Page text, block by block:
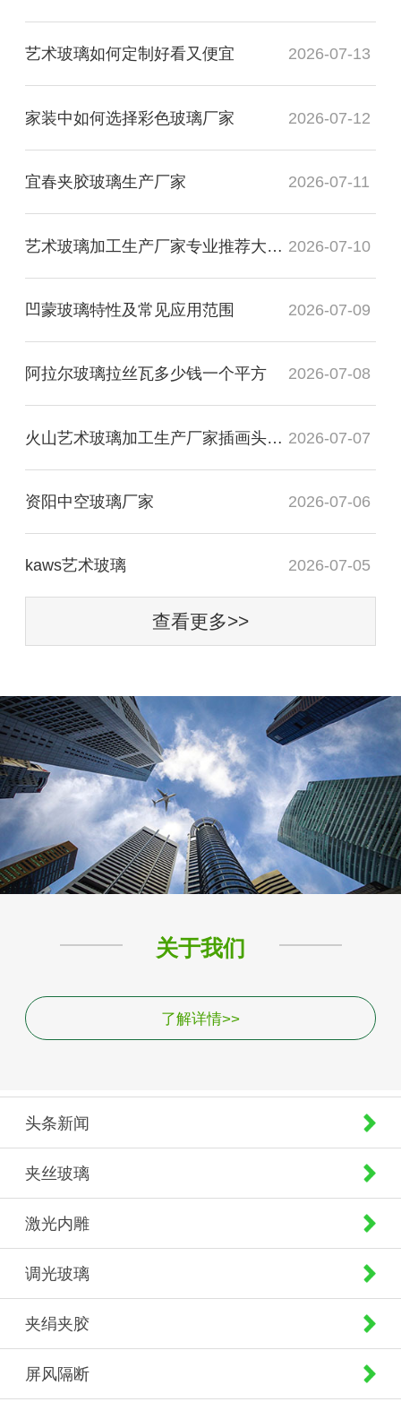
艺术玻璃如何定制好看又便宜 2026-07-13
家装中如何选择彩色玻璃厂家 2026-07-12
宜春夹胶玻璃生产厂家 2026-07-11
艺术玻璃加工生产厂家专业推荐大专毕业 2026-07-10
凹蒙玻璃特性及常见应用范围 2026-07-09
阿拉尔玻璃拉丝瓦多少钱一个平方 2026-07-08
火山艺术玻璃加工生产厂家插画头像图 2026-07-07
资阳中空玻璃厂家 2026-07-06
kaws艺术玻璃 2026-07-05
查看更多>>
关于我们
了解详情>>
头条新闻
夹丝玻璃
激光内雕
调光玻璃
夹绢夹胶
屏风隔断